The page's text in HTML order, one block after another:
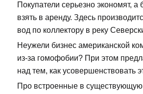
Покупатели серьезно экономят,
взять в аренду. Здесь
вод по коллектору в реку
Неужели бизнес американской
из-за гомофобии? При этом
над тем, как усовершенствовать
Про встроенные в существующую